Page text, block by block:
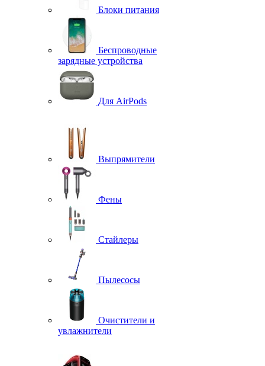
Блоки питания
Беспроводные
зарядные устройства
Для AirPods
Выпрямители
Фены
Стайлеры
Пылесосы
Очистители и
увлажнители